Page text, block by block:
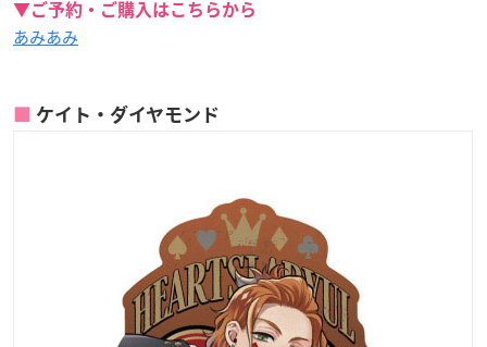
▼ご予約・ご購入はこちらから
あみあみ
ケイト・ダイヤモンド